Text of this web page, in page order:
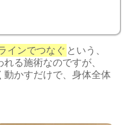
インでつなぐ という、
る施術なのですが、
動かすだけで、身体全体